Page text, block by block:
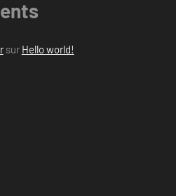
sur Hello world!